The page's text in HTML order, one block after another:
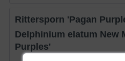
Rittersporn 'Pagan
Delphinium elatum New Millenium F1 'Pagan
Purples'